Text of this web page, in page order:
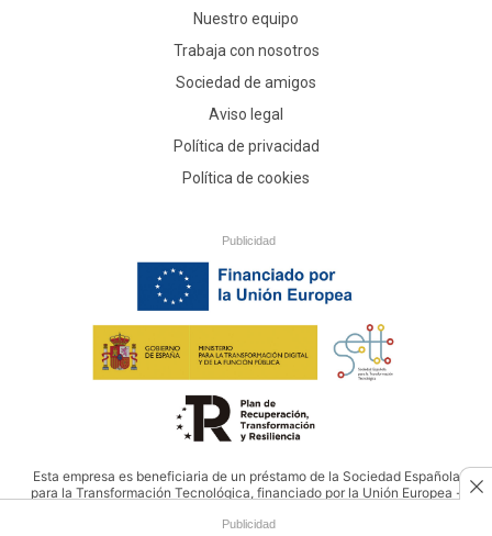
Publicidad
Nuestro equipo
Trabaja con nosotros
Sociedad de amigos
Aviso legal
Política de privacidad
Política de cookies
Publicidad
Esta empresa es beneficiaria de un préstamo de la Sociedad Española
para la Transformación Tecnológica, financiado por la Unión Europea -